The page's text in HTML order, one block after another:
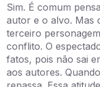
Sim. É comum
autor e o alvo. Mas
terceiro
conflito. O
fatos, pois não sai
aos autores.